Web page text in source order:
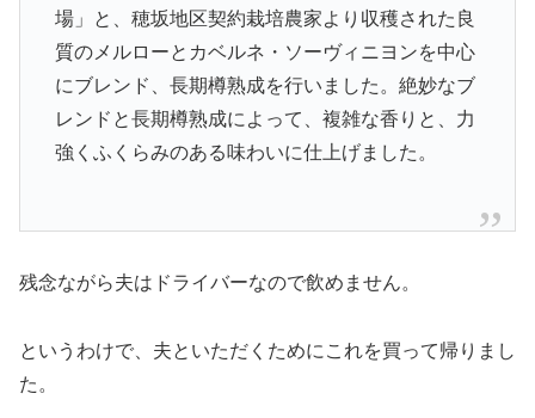
場」と、穂坂地区契約栽培農家より収穫された良
質のメルローとカベルネ・ソーヴィニヨンを中心
にブレンド、長期樽熟成を行いました。絶妙なブ
レンドと長期樽熟成によって、複雑な香りと、力
強くふくらみのある味わいに仕上げました。
残念ながら夫はドライバーなので飲めません。
というわけで、夫といただくためにこれを買って帰りまし
た。